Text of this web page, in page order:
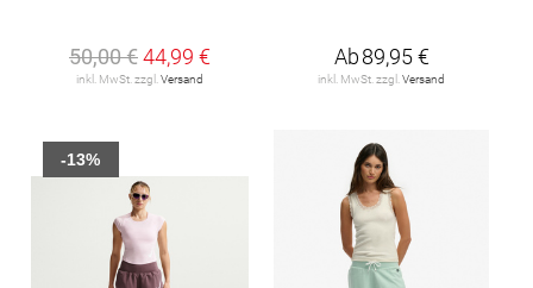
50,00 €44,99 €
inkl. MwSt. zzgl.Versand
Ab89,95 €
inkl. MwSt. zzgl.Versand
-13%